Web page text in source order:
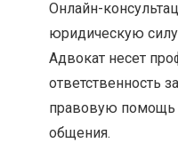
Онлайн-
юридическую
Адвокат несет
ответственность
правовую помощь
общения.